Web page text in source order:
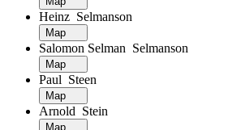
Heinz Selmanson
Salomon Selman Selmanson
Paul Steen
Arnold Stein